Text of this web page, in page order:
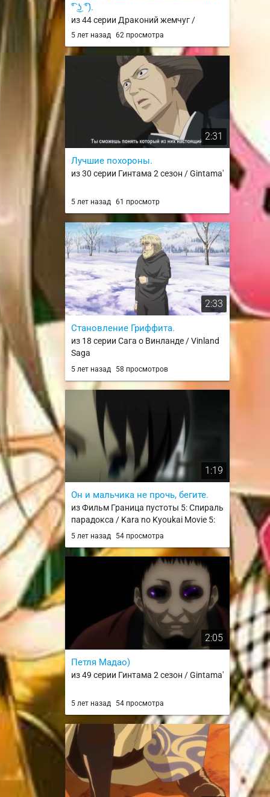
͡° ͜ʖ ͡°).
из 44 серии Драконий жемчуг /
Dragonball TV
5 лет назад 62 просмотра
2:31
Лучшие похороны.
из 30 серии Гинтама 2 сезон / Gintama'
5 лет назад 61 просмотр
2:33
Становление Гриффита.
из 18 серии Сага о Винланде / Vinland
Saga
5 лет назад 58 просмотров
1:19
Он и мальчика не прочь, бегите.
из Фильм Граница пустоты 5: Спираль
парадокса / Kara no Kyoukai Movie 5:
Mujun Rasen
5 лет назад 54 просмотра
2:05
Петля Мадао)
из 49 серии Гинтама 2 сезон / Gintama'
5 лет назад 54 просмотра